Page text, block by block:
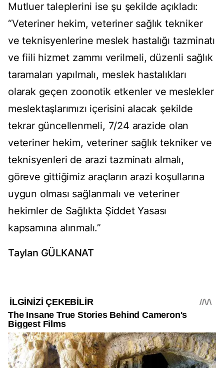
Mutluer taleplerini ise şu şekilde açıkladı:
“Veteriner hekim, veteriner sağlık tekniker
ve teknisyenlerine meslek hastalığı tazminatı
ve fiili hizmet zammı verilmeli, düzenli sağlık
taramaları yapılmalı, meslek hastalıkları
olarak geçen zoonotik etkenler ve meslekler
meslektaşlarımızı içerisini alacak şekilde
tekrar güncellenmeli, 7/24 arazide olan
veteriner hekim, veteriner sağlık tekniker ve
teknisyenleri de arazi tazminatı almalı,
göreve gittiğimiz araçların arazi koşullarına
uygun olması sağlanmalı ve veteriner
hekimler de Sağlıkta Şiddet Yasası
kapsamına alınmalı.”
Taylan GÜLKANAT